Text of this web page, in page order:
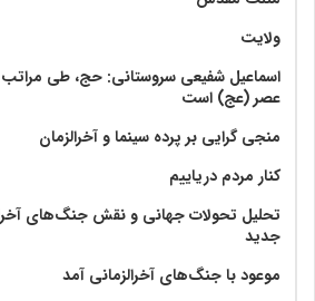
ولايت‏
اسماعیل شفیعی سروستانی: حج، طی
عصر (عج) است
منجی گرایی بر پرده سینما و آخرالزمان
کنار مردم دریاییم
تحلیل تحولات جهانی و نقش جنگ‌های
جدید
موعود با جنگ‌های آخرالزمانی آمد